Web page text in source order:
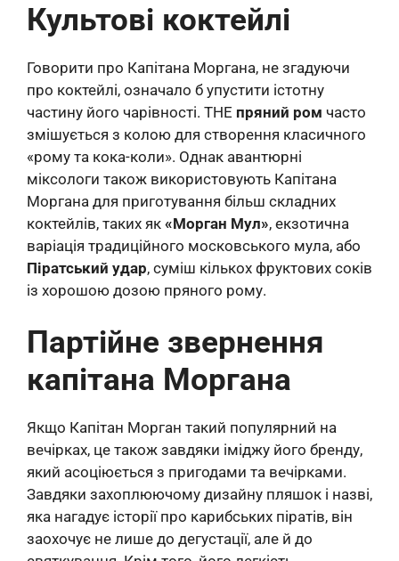
Культові коктейлі
Говорити про Капітана Моргана, не згадуючи
про коктейлі, означало б упустити істотну
частину його чарівності. THE пряний ром часто
змішується з колою для створення класичного
«рому та кока-коли». Однак авантюрні
міксологи також використовують Капітана
Моргана для приготування більш складних
коктейлів, таких як «Морган Мул», екзотична
варіація традиційного московського мула, або
Піратський удар, суміш кількох фруктових соків
із хорошою дозою пряного рому.
Партійне звернення
капітана Моргана
Якщо Капітан Морган такий популярний на
вечірках, це також завдяки іміджу його бренду,
який асоціюється з пригодами та вечірками.
Завдяки захоплюючому дизайну пляшок і назві,
яка нагадує історії про карибських піратів, він
заохочує не лише до дегустації, але й до